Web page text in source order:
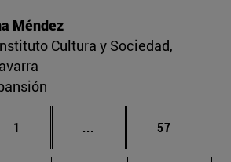
Méndez
Cultura y Sociedad,
Página
1 ... Páginas intermedias
Página
57